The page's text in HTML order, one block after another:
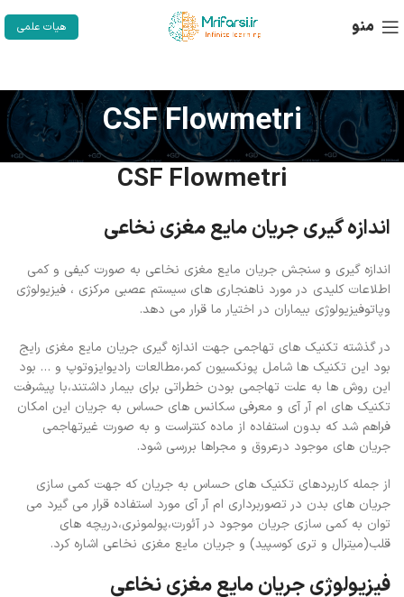
منو هیات علمی
CSF Flowmetri
CSF Flowmetri
اندازه گیری جریان مایع مغزی نخاعی
اندازه گیری و سنجش جریان مایع مغزی نخاعی به صورت کیفی و کمی
اطلاعات کلیدی در مورد ناهنجاری های سیستم عصبی مرکزی ، فیزیولوژی
وپاتوفیزیولوژی بیماران در اختیار ما قرار می دهد.
در گذشته تکنیک های تهاجمی جهت اندازه گیری جریان مایع مغزی رایج
بود این تکنیک ها شامل پونکسیون کمر،مطالعات رادیوایزوتوپ و … بود
این روش ها به علت تهاجمی بودن خطراتی برای بیمار داشتند،با پیشرفت
تکنیک های ام آر آی و معرفی سکانس های حساس به جریان این امکان
فراهم شد که بدون استفاده از ماده کنتراست و به صورت غیرتهاجمی
جریان های موجود درعروق و مجراها بررسی شود.
از جمله کاربردهای تکنیک های حساس به جریان که جهت کمی سازی
جریان های بدن در تصوربرداری ام آر آی مورد استفاده قرار می گیرد می
توان به کمی سازی جریان موجود در آئورت،پولمونری،دریچه های
قلب(میترال و تری کوسپید) و جریان مایع مغزی نخاعی اشاره کرد.
فیزیولوژی جریان مایع مغزی نخاعی